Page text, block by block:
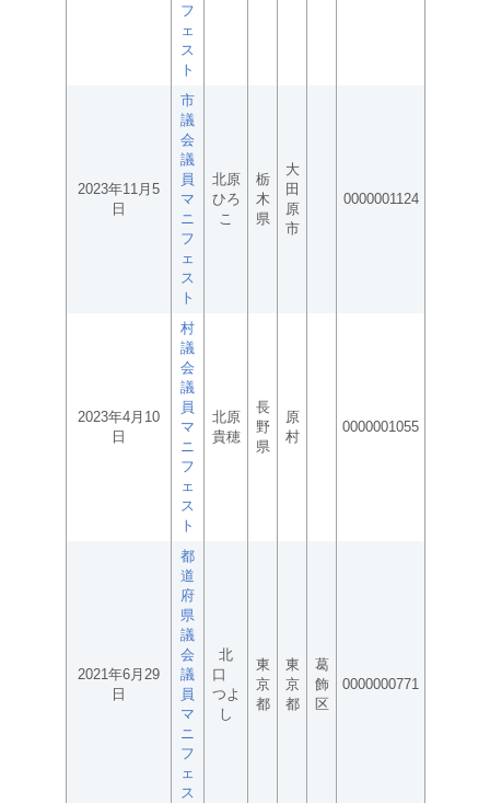
フ
ェ
ス
ト
2023年11月5
日
市
議
会
議
員
マ
ニ
フ
ェ
ス
ト
北原
ひろ
こ
栃
木
県
大
田
原
市
0000001124
2023年4月10
日
村
議
会
議
員
マ
ニ
フ
ェ
ス
ト
北原
貴穂
長
野
県
原
村
0000001055
2021年6月29
日
都
道
府
県
議
会
議
員
マ
ニ
フ
ェ
ス
北
口
つよ
し
東
京
都
東
京
都
葛
飾
区
0000000771